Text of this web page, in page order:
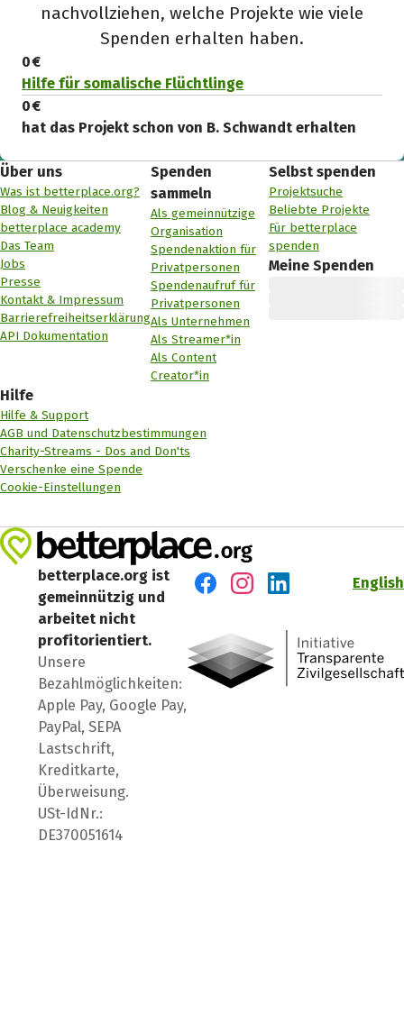
nachvollziehen, welche Projekte wie viele
Spenden erhalten haben.
0 €
Hilfe für somalische Flüchtlinge
0 €
hat das Projekt schon von B. Schwandt erhalten
Über uns
Was ist betterplace.org?
Blog & Neuigkeiten
betterplace academy
Das Team
Jobs
Presse
Kontakt & Impressum
Barrierefreiheitserklärung
API Dokumentation
Spenden
sammeln
Als gemeinnützige
Organisation
Spendenaktion für
Privatpersonen
Spendenaufruf für
Privatpersonen
Als Unternehmen
Als Streamer*in
Als Content
Creator*in
Selbst spenden
Projektsuche
Beliebte Projekte
Für betterplace
spenden
Meine Spenden
Hilfe
Hilfe & Support
AGB und Datenschutzbestimmungen
Charity-Streams - Dos and Don'ts
Verschenke eine Spende
Cookie-Einstellungen
betterplace.org ist
gemeinnützig und
arbeitet nicht
profitorientiert.
Unsere
Bezahlmöglichkeiten:
Apple Pay, Google Pay,
PayPal, SEPA
Lastschrift,
Kreditkarte,
Überweisung.
USt-IdNr.:
DE370051614
English